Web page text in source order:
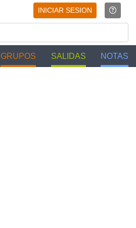
INICIAR SESION
GRUPOS SALIDAS NOTAS